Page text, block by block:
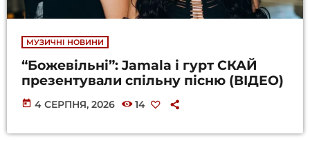
МУЗИЧНІ НОВИНИ
“Божевільні”: Jamala і гурт СКАЙ
презентували спільну пісню (ВІДЕО)
today 4 СЕРПНЯ, 2026 14